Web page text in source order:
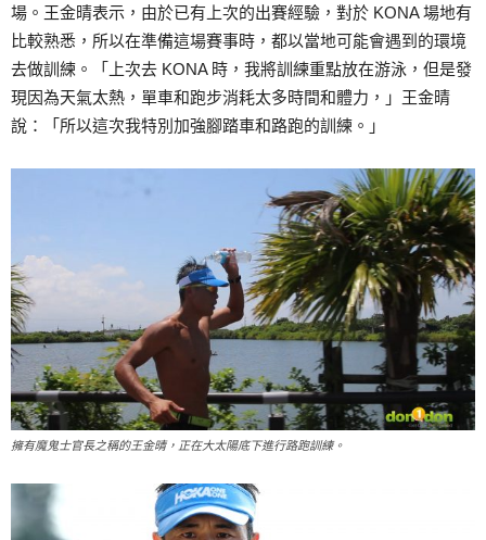
場。王金晴表示，由於已有上次的出賽經驗，對於 KONA 場地有
比較熟悉，所以在準備這場賽事時，都以當地可能會遇到的環境
去做訓練。「上次去 KONA 時，我將訓練重點放在游泳，但是發
現因為天氣太熱，單車和跑步消耗太多時間和體力，」王金晴
說：「所以這次我特別加強腳踏車和路跑的訓練。」
擁有魔鬼士官長之稱的王金晴，正在大太陽底下進行路跑訓練。